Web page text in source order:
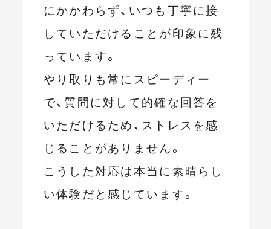
にかかわらず、いつも丁寧に接
していただけることが印象に残
っています。
やり取りも常にスピーディー
で、質問に対して的確な回答を
いただけるため、ストレスを感
じることがありません。
こうした対応は本当に素晴らし
い体験だと感じています。